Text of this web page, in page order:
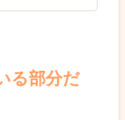
る部分だ